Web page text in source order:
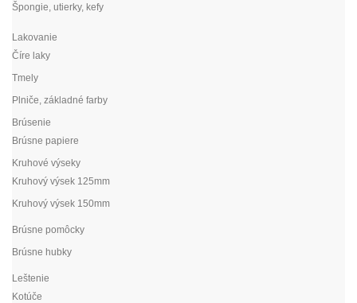
Špongie, utierky, kefy
Lakovanie
Číre laky
Tmely
Plniče, základné farby
Brúsenie
Brúsne papiere
Kruhové výseky
Kruhový výsek 125mm
Kruhový výsek 150mm
Brúsne pomôcky
Brúsne hubky
Leštenie
Kotúče